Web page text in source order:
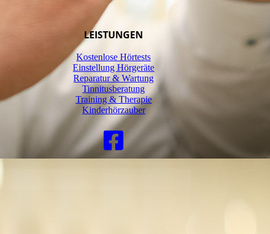
LEISTUNGEN
Kostenlose Hörtests
Einstellung Hörgeräte
Reparatur & Wartung
Tinnitusberatung
Training & Therapie
Kinderhörzauber